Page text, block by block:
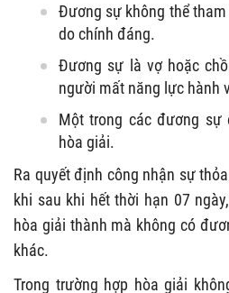
Đương sự không thể
do chính đáng.
Đương sự là vợ hoặc
người mất năng lực hành
Một trong các đương sự
hòa giải.
Ra quyết định công nhận sự
khi sau khi hết thời hạn 07
hòa giải thành mà không có
khác.
Trong trường hợp hòa giải